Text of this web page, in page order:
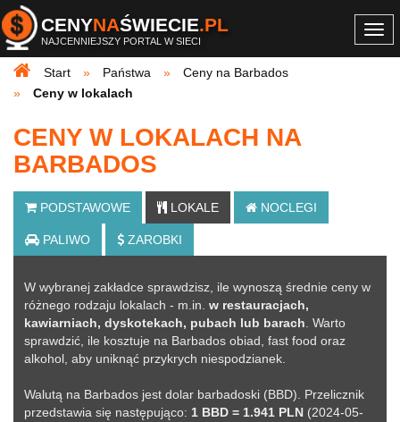
CENYNAŚWIECIE.PL
NAJCENNIEJSZY PORTAL W SIECI
Start
Państwa
Ceny na Barbados
Ceny w lokalach
CENY W LOKALACH NA
BARBADOS
PODSTAWOWE LOKALE NOCLEGI
PALIWO ZAROBKI
W wybranej zakładce sprawdzisz, ile wynoszą średnie ceny w
różnego rodzaju lokalach - m.in. w restauracjach,
kawiarniach, dyskotekach, pubach lub barach . Warto
sprawdzić, ile kosztuje na Barbados obiad, fast food oraz
alkohol, aby uniknąć przykrych niespodzianek.
Walutą na Barbados jest dolar barbadoski (BBD). Przelicznik
przedstawia się następująco: 1 BBD = 1.941 PLN (2024-05-